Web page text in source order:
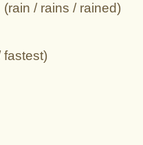
/ rains / rained)
fastest)